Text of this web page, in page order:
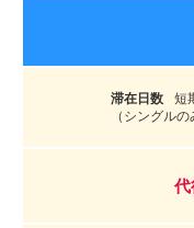
短
（シングル